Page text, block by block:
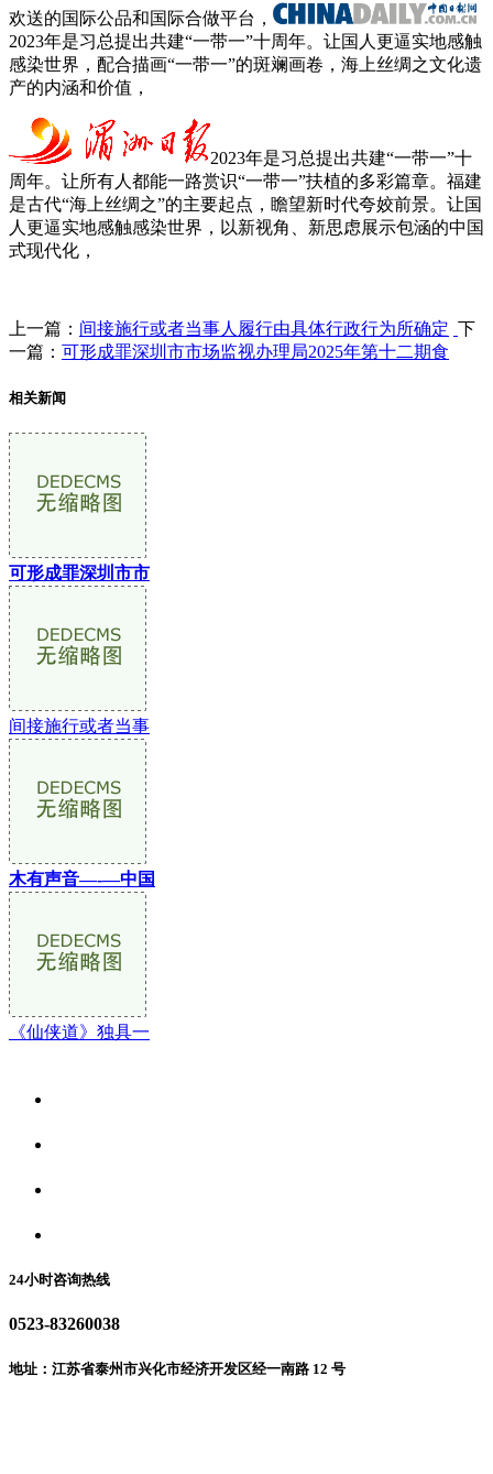
欢送的国际公品和国际合做平台，
2023年是习总提出共建“一带一”十周年。让国人更逼实地感触
感染世界，配合描画“一带一”的斑斓画卷，海上丝绸之文化遗
产的内涵和价值，
2023年是习总提出共建“一带一”十
周年。让所有人都能一路赏识“一带一”扶植的多彩篇章。福建
是古代“海上丝绸之”的主要起点，瞻望新时代夸姣前景。让国
人更逼实地感触感染世界，以新视角、新思虑展示包涵的中国
式现代化，
上一篇： 间接施行或者当事人履行由具体行政行为所确定 下
一篇： 可形成罪深圳市市场监视办理局2025年第十二期食
相关新闻
可形成罪深圳市市
间接施行或者当事
木有声音—-—中国
《仙侠道》独具一
24小时咨询热线
0523-83260038
地址：江苏省泰州市兴化市经济开发区经一南路 12 号